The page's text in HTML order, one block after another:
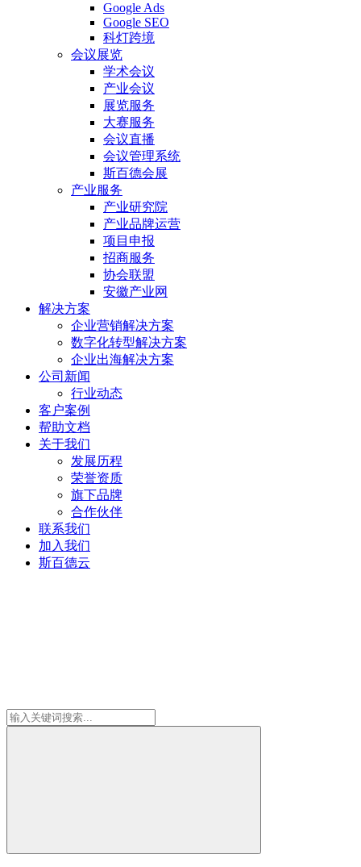
Google Ads
Google SEO
科灯跨境
会议展览
学术会议
产业会议
展览服务
大赛服务
会议直播
会议管理系统
斯百德会展
产业服务
产业研究院
产业品牌运营
项目申报
招商服务
协会联盟
安徽产业网
解决方案
企业营销解决方案
数字化转型解决方案
企业出海解决方案
公司新闻
行业动态
客户案例
帮助文档
关于我们
发展历程
荣誉资质
旗下品牌
合作伙伴
联系我们
加入我们
斯百德云